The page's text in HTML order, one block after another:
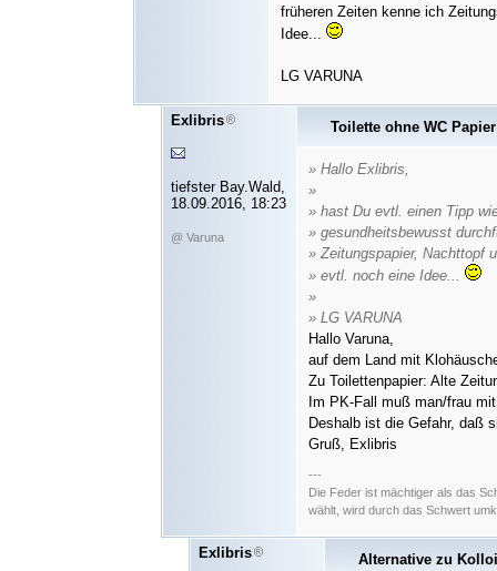
früheren Zeiten kenne ich
Idee...
LG VARUNA
Exlibris
tiefster Bay.Wald,
18.09.2016, 18:23
@ Varuna
Toilette ohne WC
» Hallo Exlibris,
»
» hast Du evtl. einen Tipp
» gesundheitsbewusst
» Zeitungspapier, Nachttopf
» evtl. noch eine Idee...
»
» LG VARUNA
Hallo Varuna,
auf dem Land mit
Zu Toilettenpapier: Alte
Im PK-Fall muß man/frau
Deshalb ist die Gefahr, daß
Gruß, Exlibris
---
Die Feder ist mächtiger als das
wählt, wird durch das Schwert
Exlibris Alternative zu